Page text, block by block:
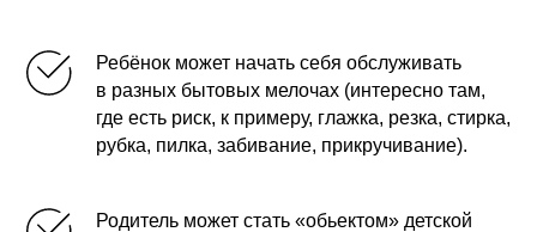
Ребёнок может начать себя обслуживать
в разных бытовых мелочах (интересно там,
где есть риск, к примеру, глажка, резка, стирка,
рубка, пилка, забивание, прикручивание).
Родитель может стать «обьектом» детской